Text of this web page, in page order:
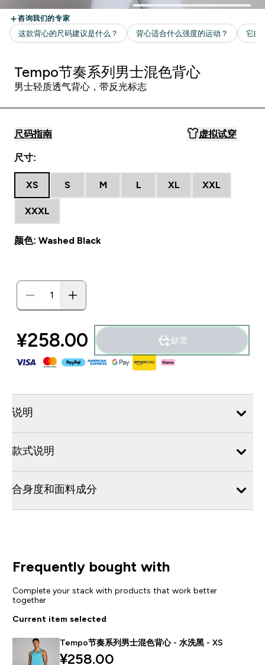
Tempo节奏系列男士混色背心
男士轻质透气背心，带反光标志
尺码指南 虚拟试穿
尺寸:
XS S M L XL XXL
XXXL
颜色: Washed Black
¥258.00‎ 缺货
说明
款式说明
合身度和面料成分
Frequently bought with
Complete your stack with products that work better
together
Current item selected
Tempo节奏系列男士混色背心 - 水洗黑 - XS
¥258.00‎